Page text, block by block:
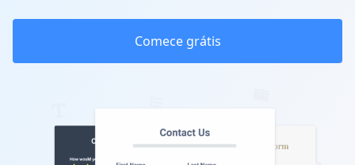
Comece grátis